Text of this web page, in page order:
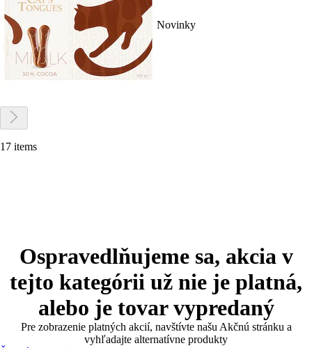
Novinky
17 items
Ospravedlňujeme sa, akcia v
tejto kategórii už nie je platná,
alebo je tovar vypredaný
Pre zobrazenie platných akcií, navštívte našu Akčnú stránku a
vyhľadajte alternatívne produkty